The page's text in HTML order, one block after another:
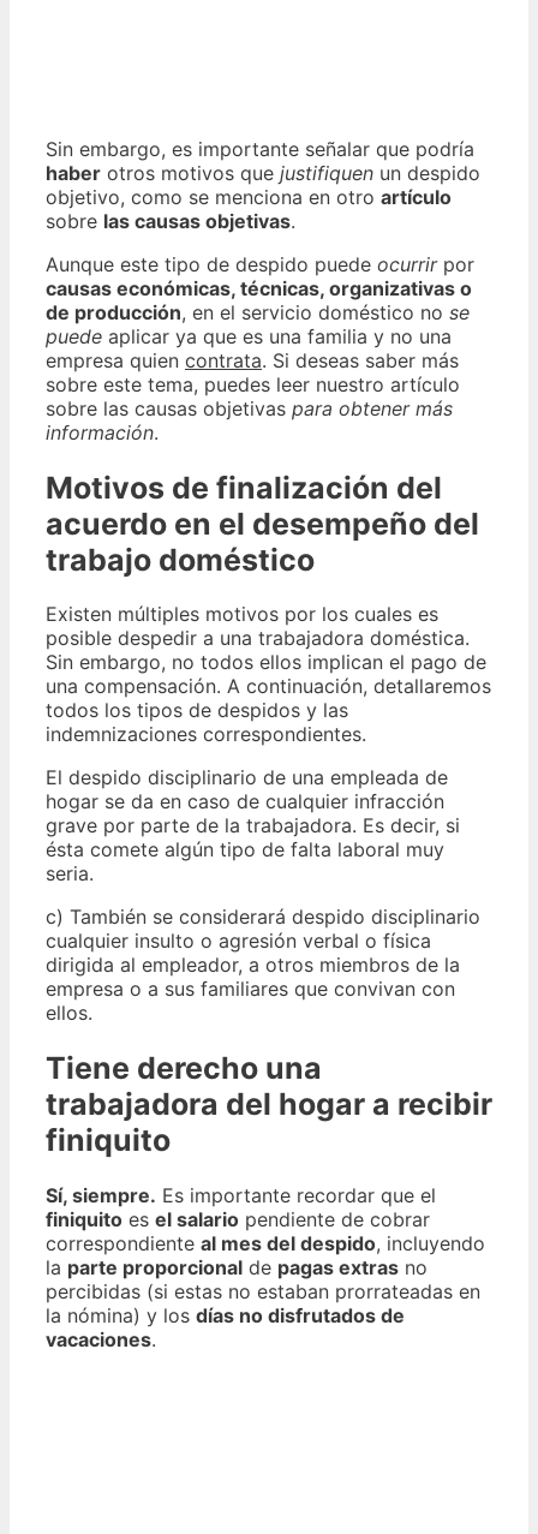
Sin embargo, es importante señalar que podría
haber otros motivos que justifiquen un despido
objetivo, como se menciona en otro artículo
sobre las causas objetivas.
Aunque este tipo de despido puede ocurrirpor
causas económicas, técnicas, organizativas o
de producción, en el servicio doméstico no se
puede aplicar ya que es una familia y no una
empresa quien contrata. Si deseas saber más
sobre este tema, puedes leer nuestro artículo
sobre las causas objetivas para obtener más
información.
Motivos de finalización del
acuerdo en el desempeño del
trabajo doméstico
Existen múltiples motivos por los cuales es
posible despedir a una trabajadora doméstica.
Sin embargo, no todos ellos implican el pago de
una compensación. A continuación, detallaremos
todos los tipos de despidos y las
indemnizaciones correspondientes.
El despido disciplinario de una empleada de
hogar se da en caso de cualquier infracción
grave por parte de la trabajadora. Es decir, si
ésta comete algún tipo de falta laboral muy
seria.
c) También se considerará despido disciplinario
cualquier insulto o agresión verbal o física
dirigida al empleador, a otros miembros de la
empresa o a sus familiares que convivan con
ellos.
Tiene derecho una
trabajadora del hogar a recibir
finiquito
Sí, siempre. Es importante recordar que el
finiquito es el salario pendiente de cobrar
correspondiente al mes del despido, incluyendo
la parte proporcional de pagas extras no
percibidas (si estas no estaban prorrateadas en
la nómina) y los días no disfrutados de
vacaciones.